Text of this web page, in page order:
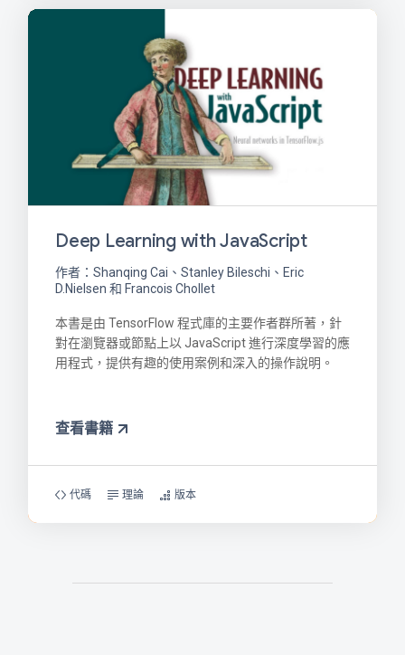
Deep Learning with JavaScript
作者：Shanqing Cai、Stanley Bileschi、Eric
D.Nielsen 和 Francois Chollet
本書是由 TensorFlow 程式庫的主要作者群所著，針
對在瀏覽器或節點上以 JavaScript 進行深度學習的應
用程式，提供有趣的使用案例和深入的操作說明。
查看書籍
代碼 理論 版本